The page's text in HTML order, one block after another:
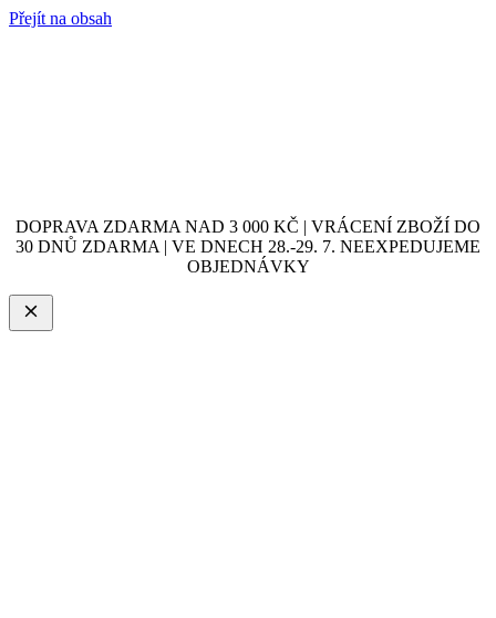
Přejít na obsah
DOPRAVA ZDARMA NAD 3 000 KČ | VRÁCENÍ ZBOŽÍ DO
30 DNŮ ZDARMA | VE DNECH 28.-29. 7. NEEXPEDUJEME
OBJEDNÁVKY